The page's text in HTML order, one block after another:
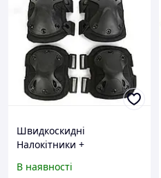
Швидкоскидні
Налокітники +
В наявності